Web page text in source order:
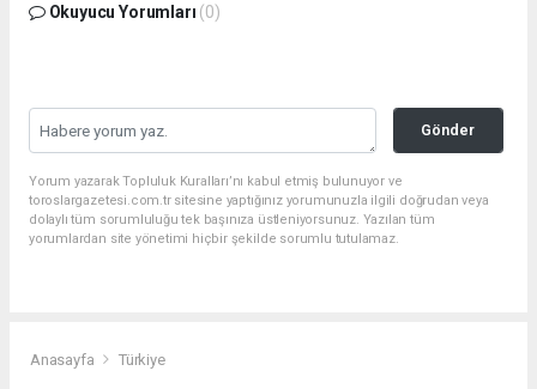
Okuyucu Yorumları (0)
Gönder
Yorum yazarak Topluluk Kuralları’nı kabul etmiş bulunuyor ve
toroslargazetesi.com.tr sitesine yaptığınız yorumunuzla ilgili doğrudan veya
dolaylı tüm sorumluluğu tek başınıza üstleniyorsunuz. Yazılan tüm
yorumlardan site yönetimi hiçbir şekilde sorumlu tutulamaz.
Anasayfa Türkiye